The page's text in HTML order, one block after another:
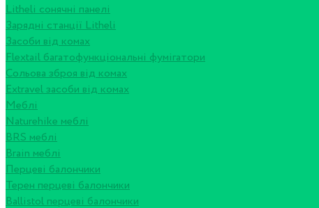
Litheli сонячні панелі
Зарядні станції Litheli
Засоби від комах
Flextail багатофункціональні фумігатори
Сольова зброя від комах
Extravel засоби від комах
Меблі
Naturehike меблі
BRS меблі
Brain меблі
Перцеві балончики
Терен перцеві балончики
Ballistol перцеві балончики